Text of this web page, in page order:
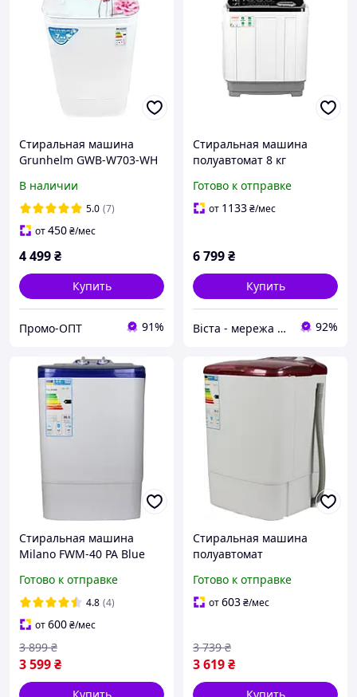
Стиральная машина
Grunhelm GWB-W703-WH
В наличии
5.0 (7)
от450₴/мес
4 499₴
Купить
Промо-ОПТ 91%
Стиральная машина
полуавтомат 8 кг
WMH-B80DPM отжим
РЕВЕРС центрифуга
Готово к отправке
от 1133₴/мес
6 799₴
Купить
Віста - мережа будівельно-господарчих маркетів 92%
Стиральная машина
Milano FWM-40 PA Blue
Готово к отправке
4.8 (4)
от600₴/мес
3 599₴
3 899 ₴
Стиральная машина
полуавтомат
MILANO XPB-30 PA R
однобаковая таймер
Готово к отправке
от603₴/мес
3 619₴
3 739 ₴